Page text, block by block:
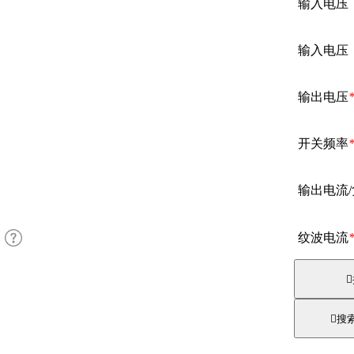
输入电压
输入电压
输出电压*
开关频率*
输出电流
纹波电流*

搜